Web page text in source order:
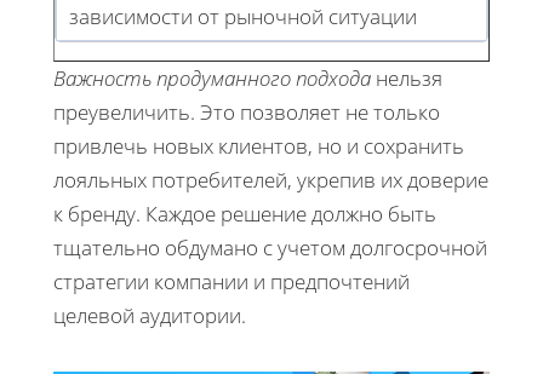
зависимости от рыночной ситуации
Важность продуманного подхода нельзя
преувеличить. Это позволяет не только
привлечь новых клиентов, но и сохранить
лояльных потребителей, укрепив их доверие
к бренду. Каждое решение должно быть
тщательно обдумано с учетом долгосрочной
стратегии компании и предпочтений
целевой аудитории.